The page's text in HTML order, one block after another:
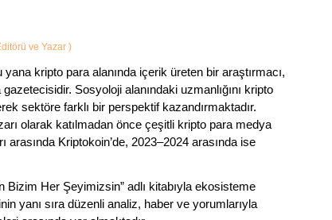
ve Yazar )
yana kripto para alanında içerik üreten bir araştırmacı,
Sosyoloji alanındaki uzmanlığını kripto
sektöre farklı bir perspektif kazandırmaktadır.
olarak katılmadan önce çeşitli kripto para medya
arasında Kriptokoin’de, 2023–2024 arasında ise
Bizim Her Şeyimizsin” adlı kitabıyla ekosisteme
yanı sıra düzenli analiz, haber ve yorumlarıyla